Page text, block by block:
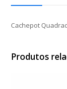
Cachepot
Produtos